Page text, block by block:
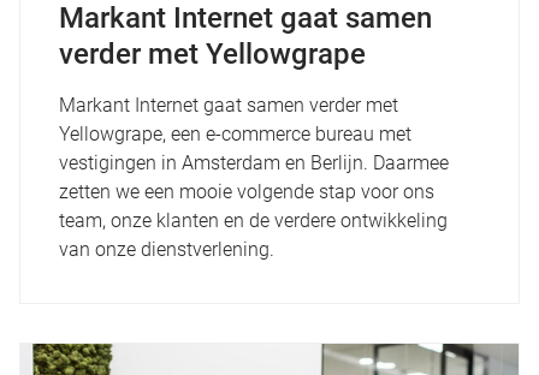
Markant Internet gaat samen
verder met Yellowgrape
Markant Internet gaat samen verder met
Yellowgrape, een e-commerce bureau met
vestigingen in Amsterdam en Berlijn. Daarmee
zetten we een mooie volgende stap voor ons
team, onze klanten en de verdere ontwikkeling
van onze dienstverlening.